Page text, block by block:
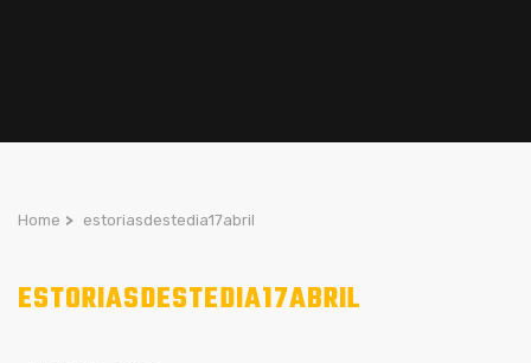
Home > estoriasdestedia17abril
ESTORIASDESTEDIA17ABRIL